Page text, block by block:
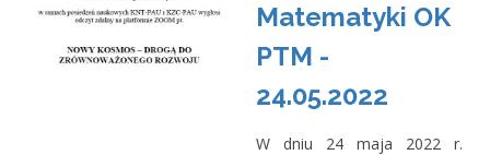
Matematyki OK
PTM -
24.05.2022
W dniu 24 maja 2022 r.